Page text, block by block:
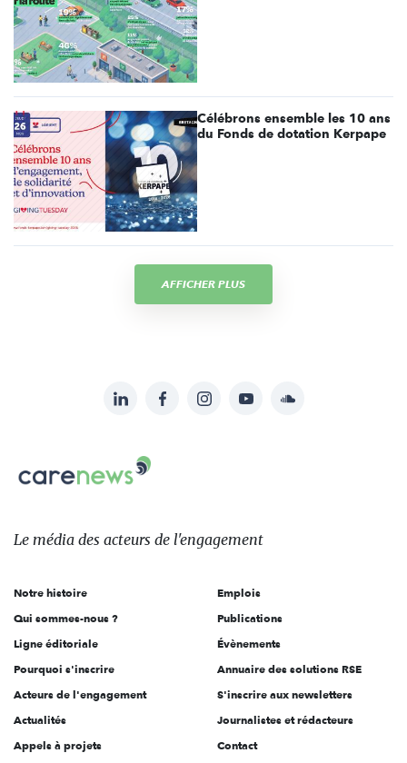
Célébrons ensemble les 10 ans
du Fonds de dotation Kerpape
AFFICHER PLUS
sur:
LinkedInFacebookInstagramYouTubeSoundcloud
Le
des
l'engagement
Le média des acteurs de l'engagement
Notre histoire
Qui sommes-nous ?
Ligne éditoriale
Pourquoi s'inscrire
Acteurs de l'engagement
Actualités
Appels à projets
Emplois
Publications
Évènements
Annuaire des solutions RSE
S'inscrire aux newsletters
Journalistes et rédacteurs
Contact